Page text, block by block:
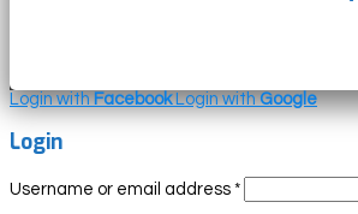
Login withFacebook Login withGoogle
Login
Username or email address *